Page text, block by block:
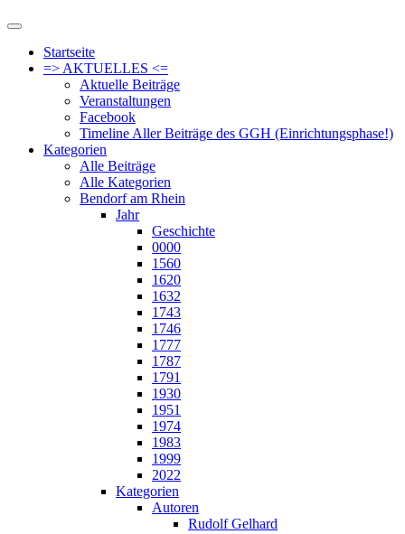
Suchfeld
ein-/ausblenden
Startseite
=> AKTUELLES <=
Aktuelle Beiträge
Veranstaltungen
Facebook
Timeline Aller Beiträge des GGH (Einrichtungsphase!)
Kategorien
Alle Beiträge
Alle Kategorien
Bendorf am Rhein
Jahr
Geschichte
0000
1560
1620
1632
1743
1746
1777
1787
1791
1930
1951
1974
1983
1999
2022
Kategorien
Autoren
Rudolf Gelhard